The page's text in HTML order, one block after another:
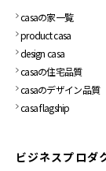
casaの家一覧
product casa
design casa
casaの住宅品質
casaのデザイン品質
casa flagship
ビジネスプロダ